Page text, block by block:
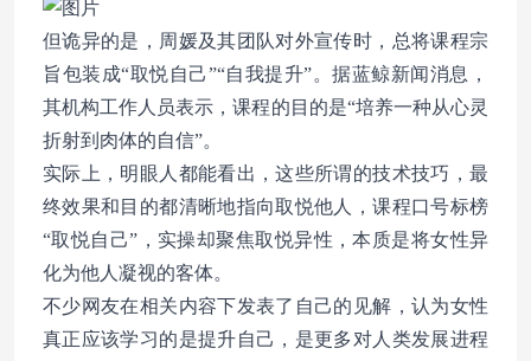
但诡异的是，周媛及其团队对外宣传时，总将课程宗
旨包装成“取悦自己”“自我提升”。据蓝鲸新闻消息，
其机构工作人员表示，课程的目的是“培养一种从心灵
折射到肉体的自信”。
实际上，明眼人都能看出，这些所谓的技术技巧，最
终效果和目的都清晰地指向取悦他人，课程口号标榜
“取悦自己”，实操却聚焦取悦异性，本质是将女性异
化为他人凝视的客体。
不少网友在相关内容下发表了自己的见解，认为女性
真正应该学习的是提升自己，是更多对人类发展进程